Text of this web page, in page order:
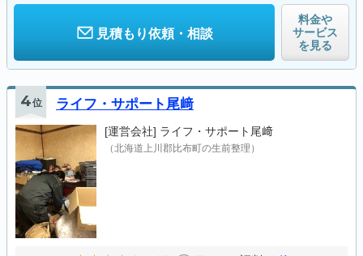
見積もり依頼・相談
料金や
サービス
を見る
4位 ライフ・サポート尾﨑
[運営会社] ライフ・サポート尾﨑
（北海道上川郡比布町の生前整理）